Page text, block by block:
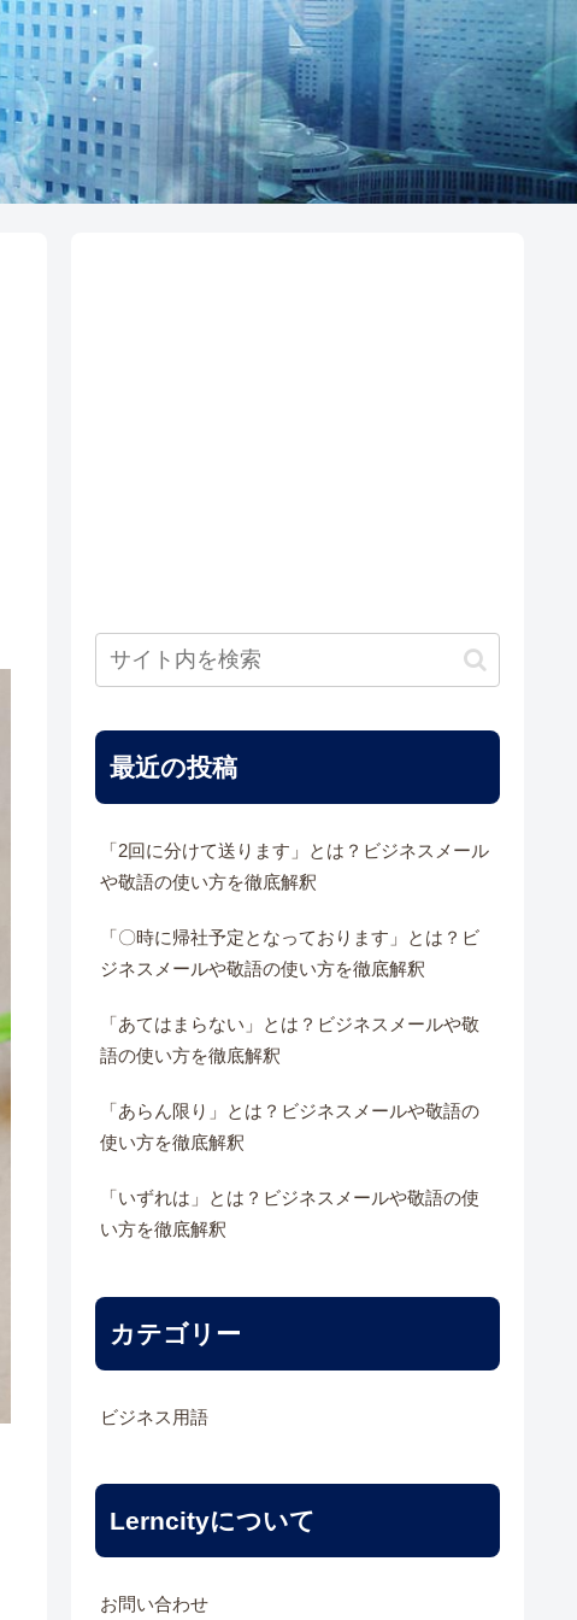
最近の投稿
「2回に分けて送ります」とは？ビジネスメール
や敬語の使い方を徹底解釈
「〇時に帰社予定となっております」とは？ビ
ジネスメールや敬語の使い方を徹底解釈
「あてはまらない」とは？ビジネスメールや敬
語の使い方を徹底解釈
「あらん限り」とは？ビジネスメールや敬語の
使い方を徹底解釈
「いずれは」とは？ビジネスメールや敬語の使
い方を徹底解釈
カテゴリー
ビジネス用語
Lerncityについて
お問い合わせ